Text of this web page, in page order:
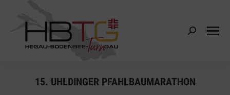
Search:
15. UHLDINGER PFAHLBAUMARATHON